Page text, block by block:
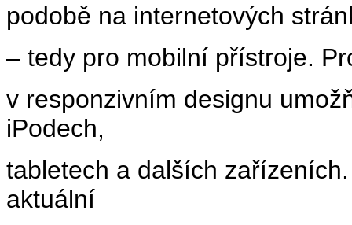
podobě na internetových
– tedy pro mobilní přístroje.
v responzivním designu
iPodech,
tabletech a dalších
aktuální